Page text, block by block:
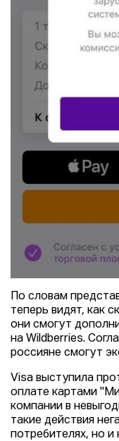
По словам
теперь видят, как
они смогут
на Wildberries.
россияне смогут
Visa выступила
оплате картами
компании в
такие действия
потребителях, но и